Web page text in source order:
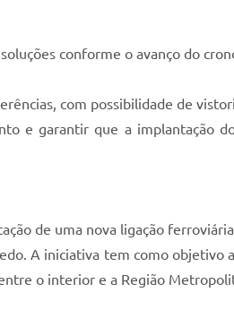
conforme o avanço do
com possibilidade de
e garantir que a implantação
de uma nova ligação
A iniciativa tem como objetivo
o interior e a Região